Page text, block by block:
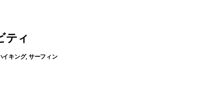
ティ
イキング, サーフィン